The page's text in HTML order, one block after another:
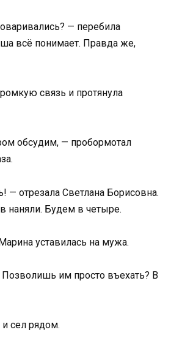
— перебила
всё понимает. Правда же,
связь и протянула
обсудим, — пробормотал
— отрезала Светлана Борисовна.
наняли. Будем в четыре.
уставилась на мужа.
им просто въехать? В
сел рядом.